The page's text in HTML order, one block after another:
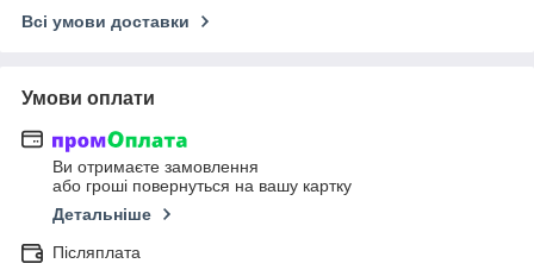
Всі умови доставки
Умови оплати
Ви отримаєте замовлення
або гроші повернуться на вашу картку
Детальніше
Післяплата